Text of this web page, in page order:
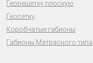
Георешетку плоскую
Геосетку
Коробчатые габионы
Габионы Матрасного типа